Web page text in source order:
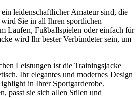
leidenschaftlicher Amateur sind, die
Sie in all Ihren sportlichen
Laufen, Fußballspielen oder einfach für
wird Ihr bester Verbündeter sein, um
Leistungen ist die Trainingsjacke
Ihr elegantes und modernes Design
in Ihrer Sportgarderobe.
passt sie sich allen Stilen und